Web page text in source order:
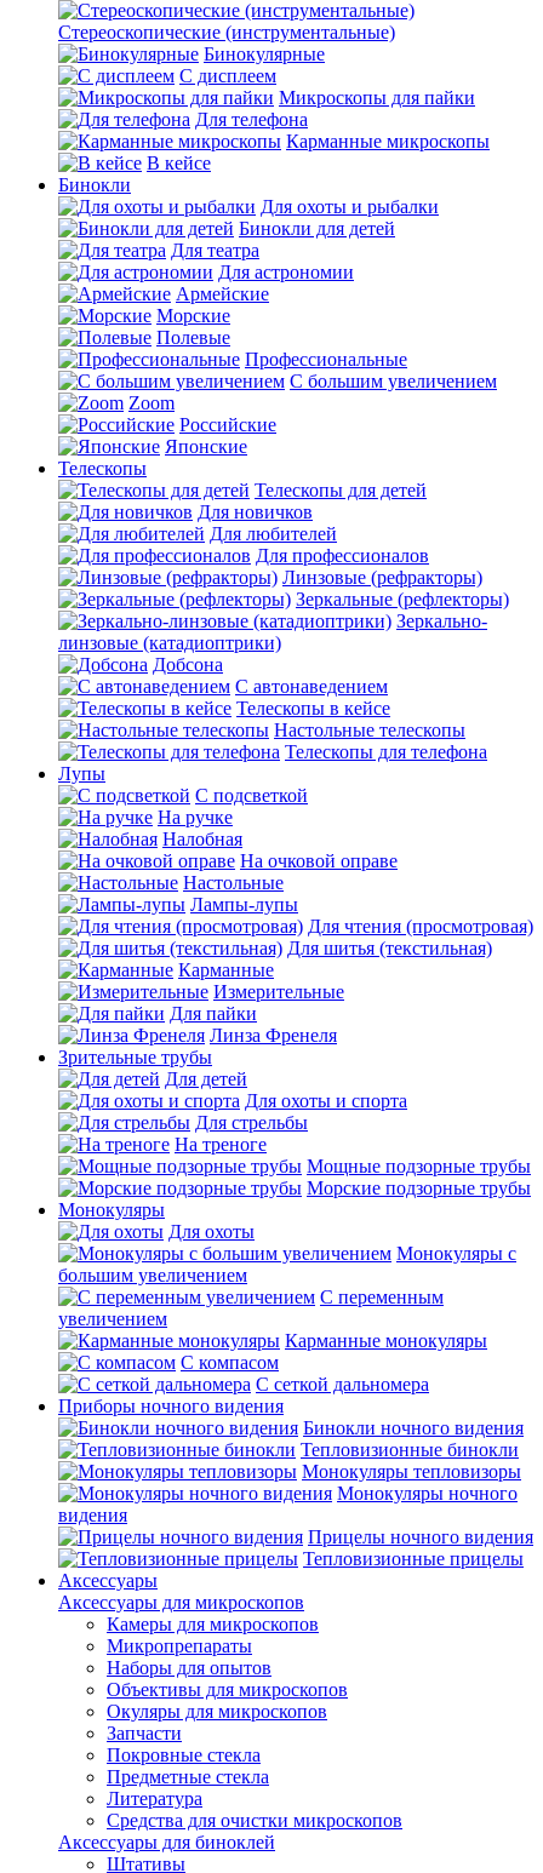
Стереоскопические (инструментальные)
Бинокулярные
С дисплеем
Микроскопы для пайки
Для телефона
Карманные микроскопы
В кейсе
Бинокли
Для охоты и рыбалки
Бинокли для детей
Для театра
Для астрономии
Армейские
Морские
Полевые
Профессиональные
С большим увеличением
Zoom
Российские
Японские
Телескопы
Телескопы для детей
Для новичков
Для любителей
Для профессионалов
Линзовые (рефракторы)
Зеркальные (рефлекторы)
Зеркально-
линзовые (катадиоптрики)
Добсона
С автонаведением
Телескопы в кейсе
Настольные телескопы
Телескопы для телефона
Лупы
С подсветкой
На ручке
Налобная
На очковой оправе
Настольные
Лампы-лупы
Для чтения (просмотровая)
Для шитья (текстильная)
Карманные
Измерительные
Для пайки
Линза Френеля
Зрительные трубы
Для детей
Для охоты и спорта
Для стрельбы
На треноге
Мощные подзорные трубы
Морские подзорные трубы
Монокуляры
Для охоты
Монокуляры с
большим увеличением
С переменным
увеличением
Карманные монокуляры
С компасом
С сеткой дальномера
Приборы ночного видения
Бинокли ночного видения
Тепловизионные бинокли
Монокуляры тепловизоры
Монокуляры ночного
видения
Прицелы ночного видения
Тепловизионные прицелы
Аксессуары
Аксессуары для микроскопов
Камеры для микроскопов
Микропрепараты
Наборы для опытов
Объективы для микроскопов
Окуляры для микроскопов
Запчасти
Покровные стекла
Предметные стекла
Литература
Средства для очистки микроскопов
Аксессуары для биноклей
Штативы